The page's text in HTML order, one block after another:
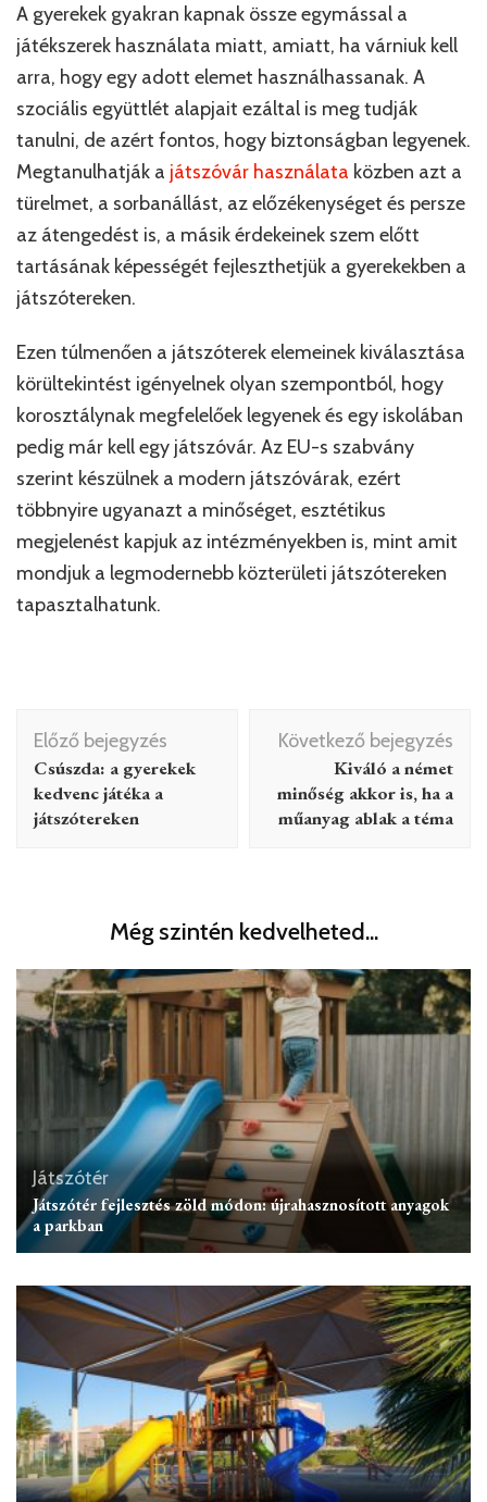
A gyerekek gyakran kapnak össze egymással a
játékszerek használata miatt, amiatt, ha várniuk kell
arra, hogy egy adott elemet használhassanak. A
szociális együttlét alapjait ezáltal is meg tudják
tanulni, de azért fontos, hogy biztonságban legyenek.
Megtanulhatják a játszóvár használata közben azt a
türelmet, a sorbanállást, az előzékenységet és persze
az átengedést is, a másik érdekeinek szem előtt
tartásának képességét fejleszthetjük a gyerekekben a
játszótereken.
Ezen túlmenően a játszóterek elemeinek kiválasztása
körültekintést igényelnek olyan szempontból, hogy
korosztálynak megfelelőek legyenek és egy iskolában
pedig már kell egy játszóvár. Az EU-s szabvány
szerint készülnek a modern játszóvárak, ezért
többnyire ugyanazt a minőséget, esztétikus
megjelenést kapjuk az intézményekben is, mint amit
mondjuk a legmodernebb közterületi játszótereken
tapasztalhatunk.
Bejegyzés
navigáció
Előző bejegyzés
Csúszda: a gyerekek
kedvenc játéka a
játszótereken
Következő bejegyzés
Kiváló a német
minőség akkor is, ha a
műanyag ablak a téma
Még szintén kedvelheted...
Játszótér
Játszótér fejlesztés zöld módon: újrahasznosított anyagok
a parkban